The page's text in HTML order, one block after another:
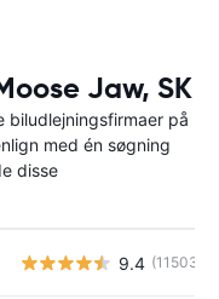
Jaw, SK
på
med én søgning
disse
9.4 (11503)